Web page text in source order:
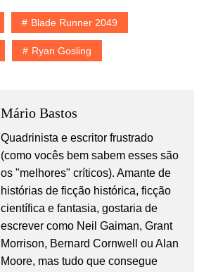
Blade Runner 2049
Ryan Gosling
Mário Bastos
Quadrinista e escritor frustrado
(como vocês bem sabem esses são
os "melhores" críticos). Amante de
histórias de ficção histórica, ficção
científica e fantasia, gostaria de
escrever como Neil Gaiman, Grant
Morrison, Bernard Cornwell ou Alan
Moore, mas tudo que consegue